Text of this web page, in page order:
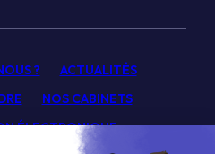
?
ACTUALITÉS
NOS CABINETS
ÉLECTRONIQUE